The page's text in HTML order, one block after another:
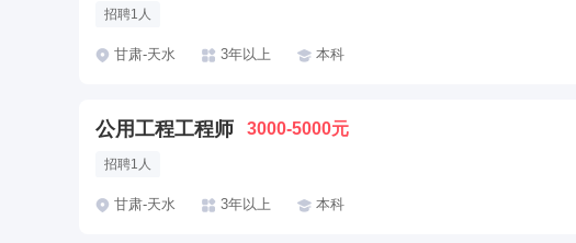
招聘1人
甘肃-天水 3年以上 本科
公用工程工程师 3000-5000元
招聘1人
甘肃-天水 3年以上 本科